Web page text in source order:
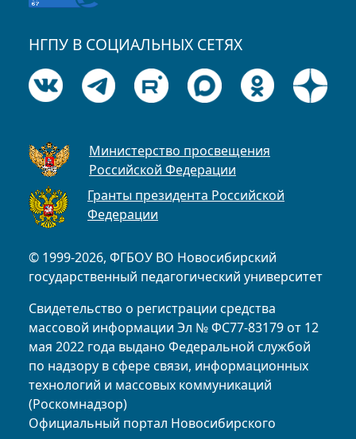
© 1999-2026, ФГБОУ ВО Новосибирский
государственный педагогический университет
Свидетельство о регистрации средства
массовой информации Эл № ФС77-83179 от 12
мая 2022 года выдано Федеральной службой
по надзору в сфере связи, информационных
технологий и массовых коммуникаций
(Роскомнадзор)
Официальный портал Новосибирского
НГПУ В СОЦИАЛЬНЫХ СЕТЯХ
Министерство просвещения
Российской Федерации
Гранты президента Российской
Федерации